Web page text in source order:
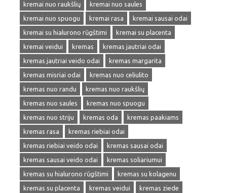
kremai nuo raukšlių
kremai nuo saules
kremai nuo spuogu
kremai rasa
kremai sausai odai
kremai su hialurono rūgštimi
kremai su placenta
kremai veidui
kremas
kremas jautriai odai
kremas jautriai veido odai
kremas margarita
kremas misriai odai
kremas nuo celiulito
kremas nuo randu
kremas nuo raukšlių
kremas nuo saules
kremas nuo spuogu
kremas nuo striju
kremas oda
kremas paakiams
kremas rasa
kremas riebiai odai
kremas riebiai veido odai
kremas sausai odai
kremas sausai veido odai
kremas soliariumui
kremas su hialurono rūgštimi
kremas su kolagenu
kremas su placenta
kremas veidui
kremas ziede